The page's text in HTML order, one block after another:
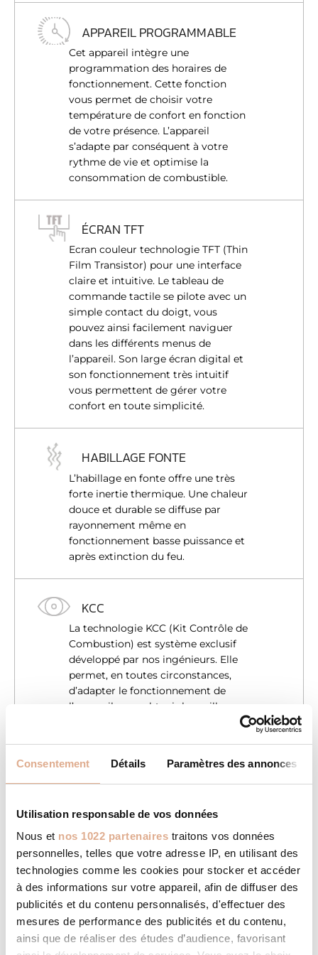
Consentement Détails Paramètres des annonces
Utilisation responsable de vos données
Nous et nos 1022 partenaires traitons vos données
personnelles, telles que votre adresse IP, en utilisant des
technologies comme les cookies pour stocker et accéder
à des informations sur votre appareil, afin de diffuser des
publicités et du contenu personnalisés, d'effectuer des
mesures de performance des publicités et du contenu,
ainsi que de réaliser des études d’audience, favorisant
APPAREIL PROGRAMMABLE
Cet appareil intègre une
programmation des horaires de
fonctionnement. Cette fonction
vous permet de choisir votre
température de confort en fonction
de votre présence. L’appareil
s’adapte par conséquent à votre
rythme de vie et optimise la
consommation de combustible.
ÉCRAN TFT
Ecran couleur technologie TFT (Thin
Film Transistor) pour une interface
claire et intuitive. Le tableau de
commande tactile se pilote avec un
simple contact du doigt, vous
pouvez ainsi facilement naviguer
dans les différents menus de
l’appareil. Son large écran digital et
son fonctionnement très intuitif
vous permettent de gérer votre
confort en toute simplicité.
HABILLAGE FONTE
L’habillage en fonte offre une très
forte inertie thermique. Une chaleur
douce et durable se diffuse par
rayonnement même en
fonctionnement basse puissance et
après extinction du feu.
KCC
La technologie KCC (Kit Contrôle de
Combustion) est système exclusif
développé par nos ingénieurs. Elle
permet, en toutes circonstances,
d’adapter le fonctionnement de
l’appareil pour obtenir le meilleur
technicien, le système KCC
intervient en toute autonomie pour
fonctionnement et une utilisation
économique et plus écologique du
combustible.
MODE “SILENCE”
A faible puissance (niveau 1 à 3), la
ventilation est coupée pour une
diffusion de chaleur par convection